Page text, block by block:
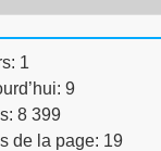
1
9
8 399
de la page: 19